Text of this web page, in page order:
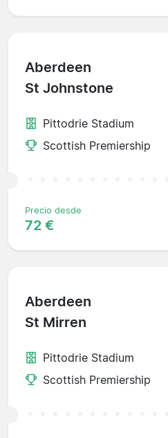
Aberdeen
St Johnstone
Pittodrie Stadium
Scottish Premiership
Precio desde
72 €
Aberdeen
St Mirren
Pittodrie Stadium
Scottish Premiership